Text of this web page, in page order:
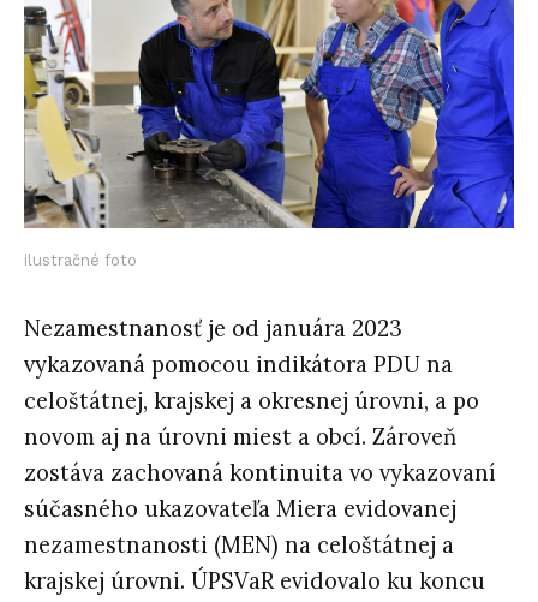
ilustračné foto
Nezamestnanosť je od januára 2023
vykazovaná pomocou indikátora PDU na
celoštátnej, krajskej a okresnej úrovni, a po
novom aj na úrovni miest a obcí. Zároveň
zostáva zachovaná kontinuita vo vykazovaní
súčasného ukazovateľa Miera evidovanej
nezamestnanosti (MEN) na celoštátnej a
krajskej úrovni. ÚPSVaR evidovalo ku koncu